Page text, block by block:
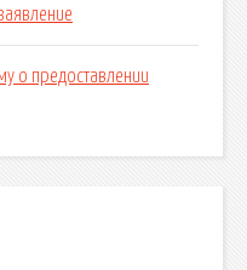
о предоставлении